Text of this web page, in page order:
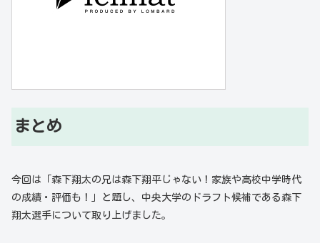
まとめ
今回は「森下翔太の兄は森下翔平じゃない！家族や高校中学時代
の成績・評価も！」と題し、中央大学のドラフト候補である森下
翔太選手について取り上げました。